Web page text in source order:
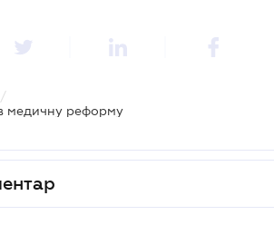
/
медичну реформу